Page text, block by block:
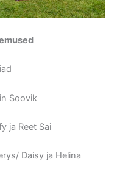
Soovik
ja Reet Sai
Daisy ja Helina